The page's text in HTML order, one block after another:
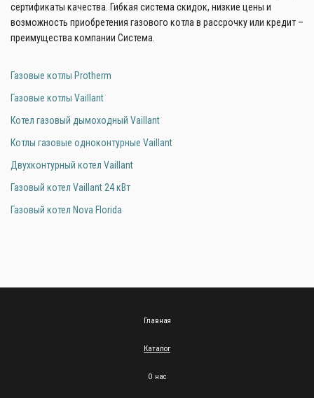
сертификаты качества. Гибкая система скидок, низкие цены и
возможность приобретения газового котла в рассрочку или кредит –
преимущества компании Система.
Газовые котлы Protherm
Газовые котлы Vaillant
Котел газовый дымоходный Vaillant
Котлы газовые одноконтурные Vaillant
Двухконтурный котел Vaillant
Газовый котел Vaillant 24 кВт
Газовый котел Nova Florida
Главная
Каталог
О нас